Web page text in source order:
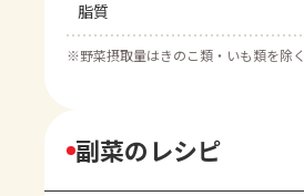
脂質
※野菜摂取量はきのこ類・いも類を除く
副菜のレシピ